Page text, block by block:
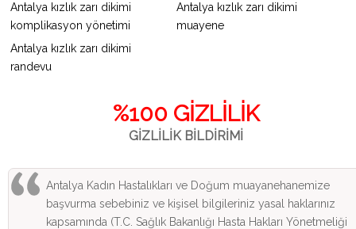
Antalya kızlık zarı dikimi
komplikasyon yönetimi
Antalya kızlık zarı dikimi
muayene
Antalya kızlık zarı dikimi
randevu
%100 GİZLİLİK
GİZLİLİK BİLDİRİMİ
Antalya Kadın Hastalıkları ve Doğum muayanehanemize
başvurma sebebiniz ve kişisel bilgileriniz yasal haklarınız
kapsamında (T.C. Sağlık Bakanlığı Hasta Hakları Yönetmeliği